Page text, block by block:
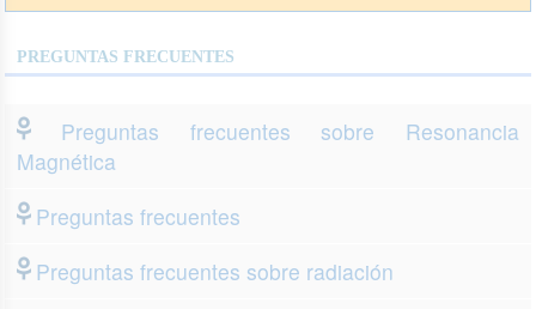
PREGUNTAS FRECUENTES
Preguntas frecuentes sobre Resonancia
Magnética
Preguntas frecuentes
Preguntas frecuentes sobre radiación